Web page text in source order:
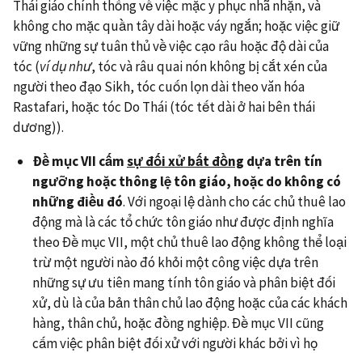
Thái giáo chính thống về việc mặc y phục nhã nhặn, và
không cho mặc quần tây dài hoặc váy ngắn; hoặc việc giữ
vững những sự tuân thủ về việc cạo râu hoặc độ dài của
tóc (ví dụ như, tóc và râu quai nón không bị cắt xén của
người theo đạo Sikh, tóc cuốn lọn dài theo văn hóa
Rastafari, hoặc tóc Do Thái (tóc tết dài ở hai bên thái
dương)).
Đề mục VII cấmsự đối xử bất đồng dựa trên tín
ngưỡng hoặc thông lệ tôn giáo, hoặc do không có
những điều đó. Với ngoại lệ dành cho các chủ thuê lao
động mà là các tổ chức tôn giáo như được định nghĩa
theo Đề mục VII, một chủ thuê lao động không thể loại
trừ một người nào đó khỏi một công việc dựa trên
những sự ưu tiên mang tính tôn giáo và phân biệt đối
xử, dù là của bản thân chủ lao động hoặc của các khách
hàng, thân chủ, hoặc đồng nghiệp. Đề mục VII cũng
cấm việc phân biệt đối xử với người khác bởi vì họ